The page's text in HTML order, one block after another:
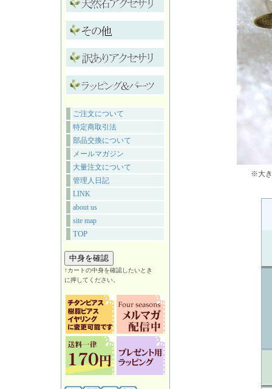
ご注文について
特定商取引法
部品交換について
メールマガジン
大量注文について
管理人日記
LINK
about us
site map
TOP
↑カートの中身を確認したいとき
に押してください。
※大き